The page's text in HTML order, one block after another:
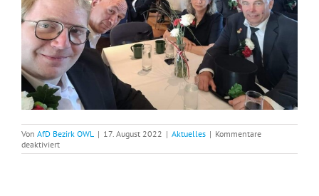
Von AfD Bezirk OWL | 17. August 2022 | Aktuelles | Kommentare
deaktiviertfür
Erfolgreiches